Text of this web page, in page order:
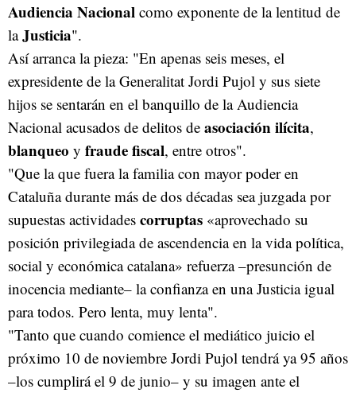
Audiencia Nacional como exponente de la lentitud de
laJusticia".
Así arranca la pieza: "En apenas seis meses, el
expresidente de la Generalitat Jordi Pujol y sus siete
hijos se sentarán en el banquillo de la Audiencia
Nacional acusados de delitos de asociación ilícita,
blanqueo y fraude fiscal, entre otros".
"Que la que fuera la familia con mayor poder en
Cataluña durante más de dos décadas sea juzgada por
supuestas actividades corruptas «aprovechado su
posición privilegiada de ascendencia en la vida política,
social y económica catalana» refuerza –presunción de
inocencia mediante– la confianza en una Justicia igual
para todos. Pero lenta, muy lenta".
"Tanto que cuando comience el mediático juicio el
próximo 10 de noviembre Jordi Pujol tendrá ya 95 años
–los cumplirá el 9 de junio– y su imagen ante el